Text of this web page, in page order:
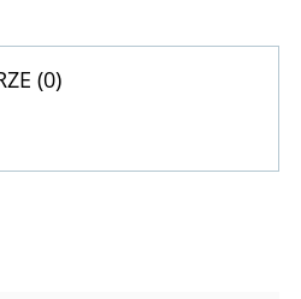
(0)